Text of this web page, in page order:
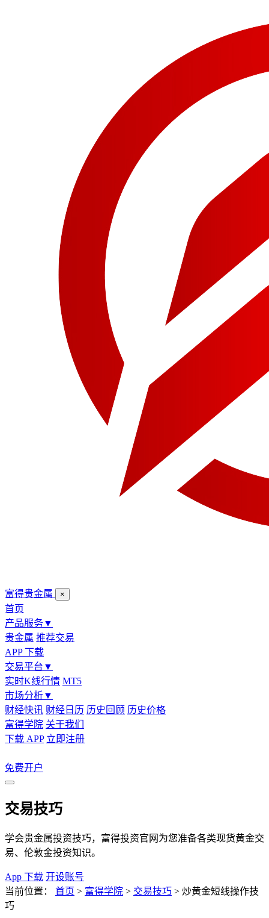
富得贵金属 ×
首页
产品服务▼
贵金属 推荐交易
APP 下载
交易平台 ▼
实时K线行情 MT5
市场分析▼
财经快讯 财经日历 历史回顾 历史价格
富得学院 关于我们
下载 APP 立即注册
免费开户
交易技巧
学会贵金属投资技巧，富得投资官网为您准备各类现货黄金交
易、伦敦金投资知识。
App 下载 开设账号
当前位置：
首页 > 富得学院 > 交易技巧 > 炒黄金短线操作技
巧